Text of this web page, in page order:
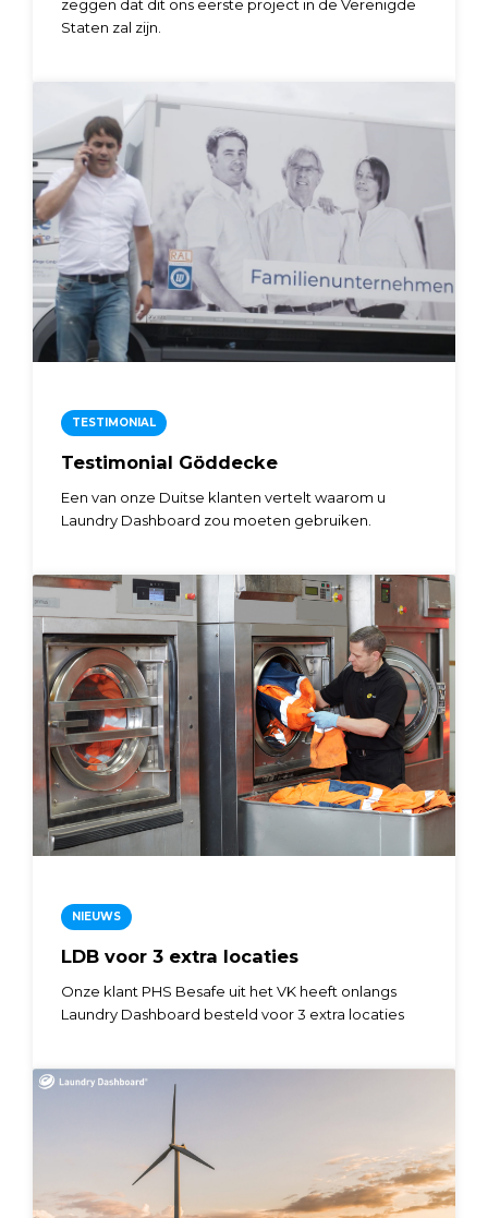
zeggen dat dit ons eerste project in de Verenigde
Staten zal zijn.
TESTIMONIAL
Testimonial Göddecke
Een van onze Duitse klanten vertelt waarom u
Laundry Dashboard zou moeten gebruiken.
NIEUWS
LDB voor 3 extra locaties
Onze klant PHS Besafe uit het VK heeft onlangs
Laundry Dashboard besteld voor 3 extra locaties